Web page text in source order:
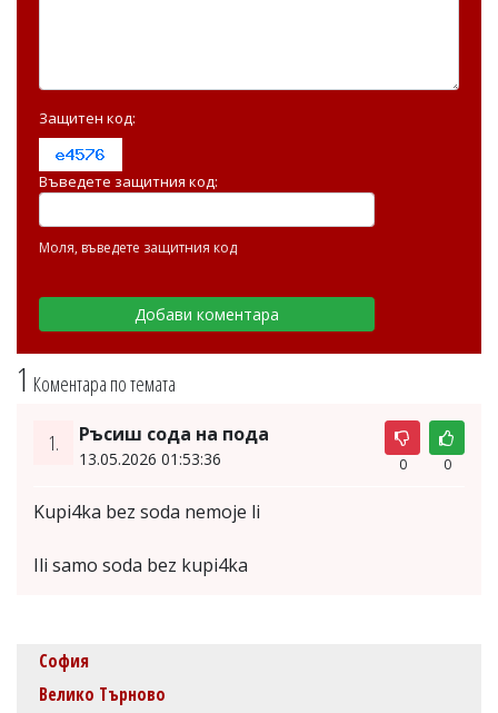
1 Коментара по темата
1. Ръсиш сода на пода
13.05.2026 01:53:36 0 0
Kupi4ka bez soda nemoje li
Ili samo soda bez kupi4ka
Защитен код:
Въведете защитния код:
Моля, въведете защитния код
София
Велико Търново